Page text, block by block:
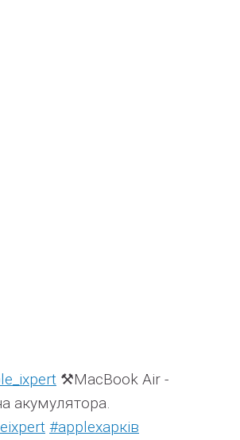
⚒️MacBook Air -
акумулятора.
#аррleхарків